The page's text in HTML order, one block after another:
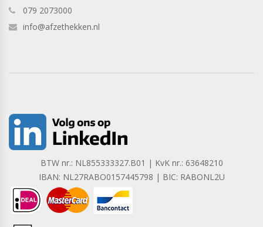
079 2073000
info@afzethekken.nl
BTW nr.: NL855333327.B01 | KvK nr.: 63648210
IBAN: NL27RABO0157445798 | BIC: RABONL2U